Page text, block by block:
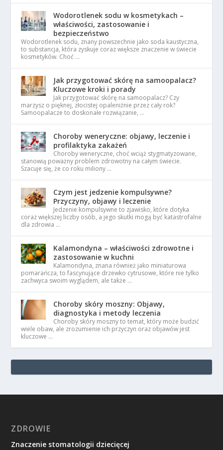
Wodorotlenek sodu w kosmetykach –
właściwości, zastosowanie i
bezpieczeństwo
Wodorotlenek sodu, znany powszechnie jako soda kaustyczna,
to substancja, która zyskuje coraz większe znaczenie w świecie
kosmetyków. Choć …
Jak przygotować skórę na samoopalacz?
Kluczowe kroki i porady
Jak przygotować skórę na samoopalacz? Czy
marzysz o pięknej, złocistej opaleniźnie przez cały rok?
Samoopalacze to doskonałe rozwiązanie, …
Choroby weneryczne: objawy, leczenie i
profilaktyka zakażeń
Choroby weneryczne, choć wciąż stygmatyzowane,
stanowią poważny problem zdrowotny na całym świecie.
Szacuje się, że co roku miliony …
Czym jest jedzenie kompulsywne?
Przyczyny, objawy i leczenie
Jedzenie kompulsywne to zjawisko, które dotyka
coraz większej liczby osób, a jego skutki mogą być katastrofalne
dla zdrowia …
Kalamondyna – właściwości zdrowotne i
zastosowanie w kuchni
Kalamondyna, znana również jako miniaturowa
pomarańcza, to fascynujące drzewko cytrusowe, które nie tylko
zachwyca swoim wyglądem, ale także …
Choroby skóry moszny: Objawy,
diagnostyka i metody leczenia
Choroby skóry moszny to temat, który może budzić
wiele obaw, ale zrozumienie ich przyczyn oraz objawów jest
kluczowe …
ZDROWIE
Znaczenie stomatologii dziecięcej